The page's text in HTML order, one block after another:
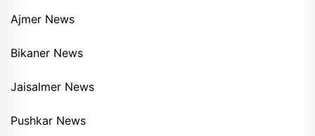
Ajmer News
Bikaner News
Jaisalmer News
Pushkar News